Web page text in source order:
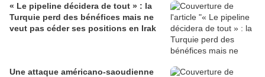
« Le pipeline décidera de tout » : la
Turquie perd des bénéfices mais ne
veut pas céder ses positions en Irak
Une attaque américano-saoudienne